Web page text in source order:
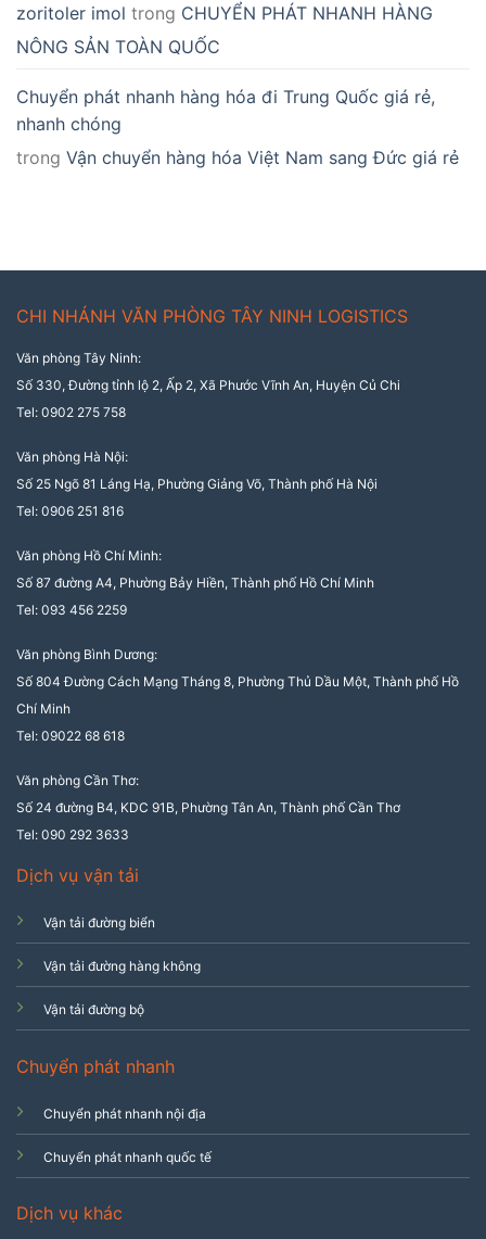
zoritoler imol trong CHUYỂN PHÁT NHANH HÀNG
NÔNG SẢN TOÀN QUỐC
Chuyển phát nhanh hàng hóa đi Trung Quốc giá rẻ,
nhanh chóng
trong Vận chuyển hàng hóa Việt Nam sang Đức giá rẻ
CHI NHÁNH VĂN PHÒNG TÂY NINH LOGISTICS
Văn phòng Tây Ninh:
Số 330, Đường tỉnh lộ 2, Ấp 2, Xã Phước Vĩnh An, Huyện Củ Chi
Tel: 0902 275 758
Văn phòng Hà Nội:
Số 25 Ngõ 81 Láng Hạ, Phường Giảng Võ, Thành phố Hà Nội
Tel: 0906 251 816
Văn phòng Hồ Chí Minh:
Số 87 đường A4, Phường Bảy Hiền, Thành phố Hồ Chí Minh
Tel: 093 456 2259
Văn phòng Bình Dương:
Số 804 Đường Cách Mạng Tháng 8, Phường Thủ Dầu Một, Thành phố Hồ
Chí Minh
Tel: 09022 68 618
Văn phòng Cần Thơ:
Số 24 đường B4, KDC 91B, Phường Tân An, Thành phố Cần Thơ
Tel: 090 292 3633
Dịch vụ vận tải
Vận tải đường biển
Vận tải đường hàng không
Vận tải đường bộ
Chuyển phát nhanh
Chuyển phát nhanh nội địa
Chuyển phát nhanh quốc tế
Dịch vụ khác